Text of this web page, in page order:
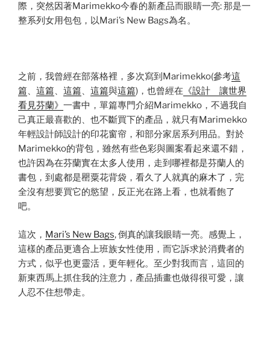
際，突然因著Marimekko今春的新產品而眼睛一亮: 那是一
整系列女用包包，以Mari’s New Bags為名。
之前，我曾經在部落格裡，多次寫到Marimekko(參考這
篇、 這篇、 這篇、 這篇與這篇)，也曾經在 《設計 讓世界
看見芬蘭》 一書中，單篇專門介紹Marimekko，不過我自
己真正最喜歡的、也不斷買下的產品，就只有Marimekko
年輕設計師設計的印花窗帘，和部分家居系列用品。對於
Marimekko的背包，雖然有些色彩與圖案看起來還不錯，
也許因為在芬蘭實在太多人使用，走到哪裡都是芬蘭人的
書包，到處都是罌粟花背袋，看久了人就真的麻木了，完
全沒有想要買它的慾望，反正光在路上看，也就看飽了
吧。
這次， Mari’s New Bags, 倒真的讓我眼睛一亮。感覺上，
這樣的產品更適合上班族女性使用，而它訴求於消費者的
方式，似乎也更靈活，更年輕化。至少對我而言，這回的
新東西馬上抓住我的注意力，產品插畫也做得很可愛，讓
人忍不住想帶走。